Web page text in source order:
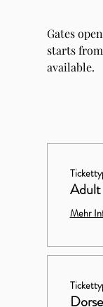
Gates
starts
available.
Adult
Mehr